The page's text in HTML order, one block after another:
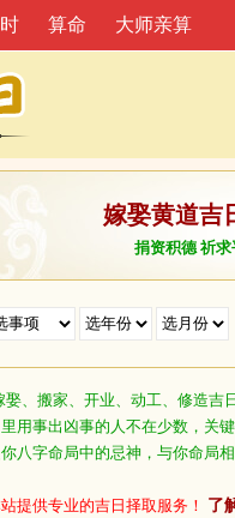
算命 大师亲算
嫁娶黄道吉
捐资积德 祈求
娶、搬家、开业、动工、修造吉
用事出凶事的人不在少数，关
八字命局中的忌神，与你命局
提供专业的吉日择取服务！ 了